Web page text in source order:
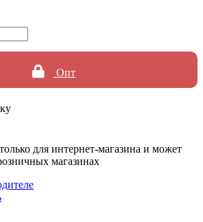
Опт
для интернет-магазина и может
магазинах